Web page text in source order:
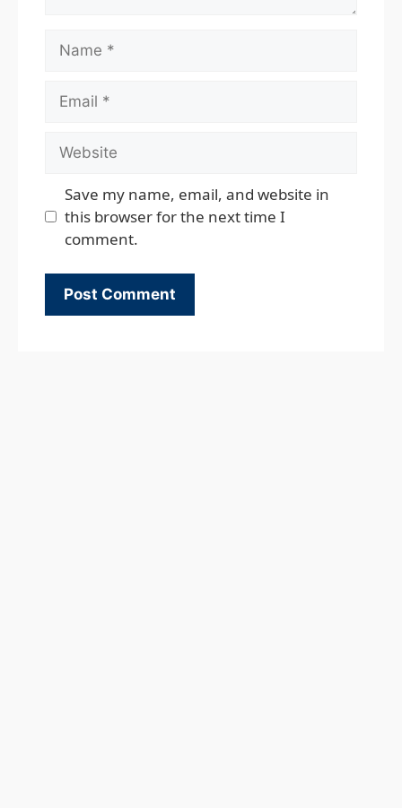
Name
Email
Website
Save my name, email, and website in
this browser for the next time I
comment.